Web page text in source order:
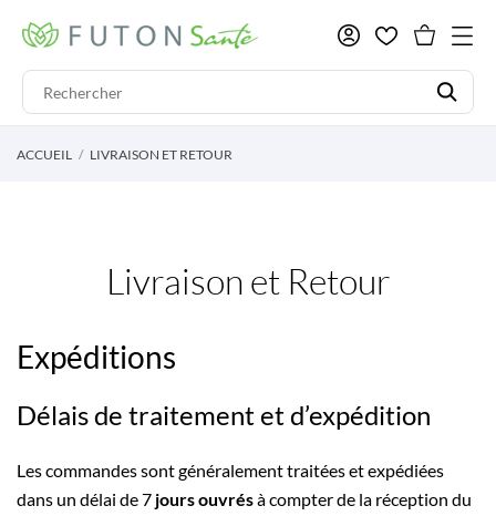
ACCUEIL LIVRAISON ET RETOUR
Livraison et Retour
Expéditions
Délais de traitement et d’expédition
Les commandes sont généralement traitées et expédiées
dans un délai de 7 jours ouvrésà compter de la réception du